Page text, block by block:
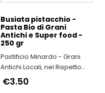
Busiata pistacchio -
Pasta Bio di Grani
Antichi e Super food -
250 gr
Pastificio Minardo - Grani
Antichi Locali, nel Rispetto
dell’Ambiente e della Salute
delle Persone
€3.50